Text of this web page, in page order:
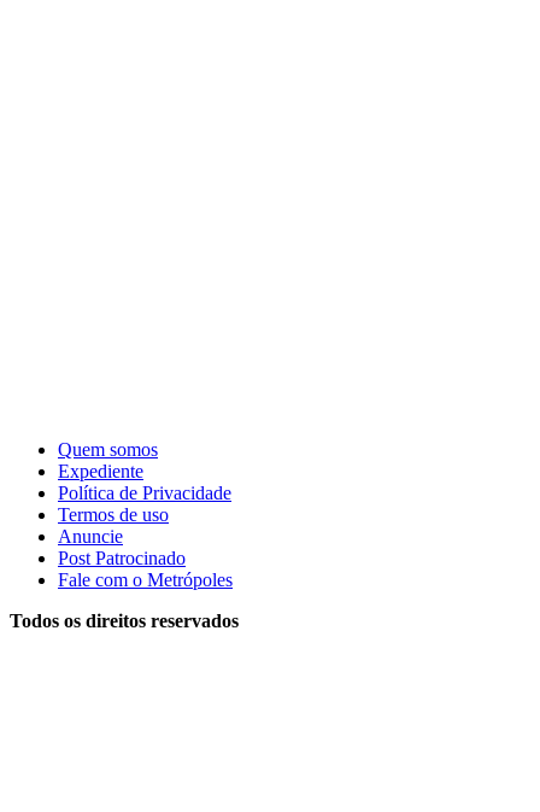
Quem somos
Expediente
Política de Privacidade
Termos de uso
Anuncie
Post Patrocinado
Fale com o Metrópoles
Todos os direitos reservados